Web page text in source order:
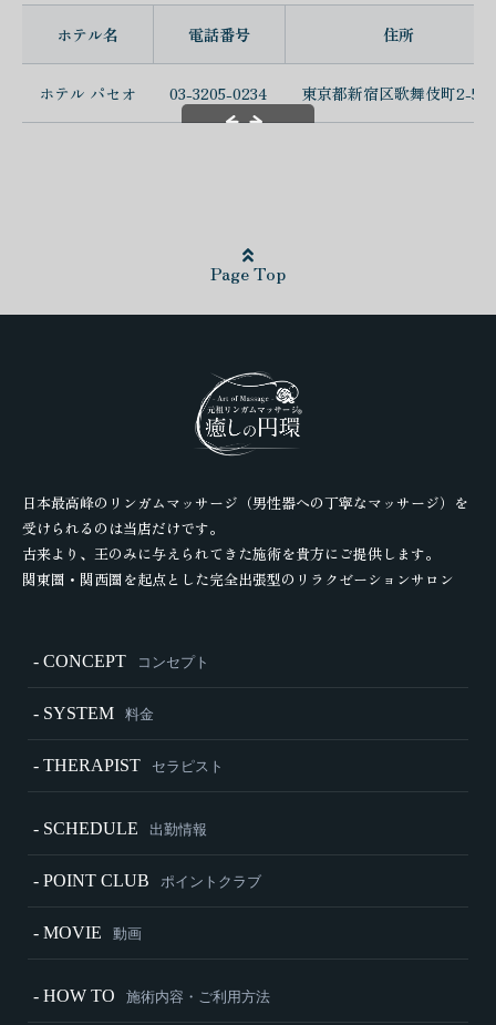
ホテル名 電話番号 住所
ホテル パセオ 03-3205-0234 東京都新宿区歌舞伎町2-5-8
Page Top
日本最高峰のリンガムマッサージ（男性器への丁寧なマッサージ）を
受けられるのは当店だけです。
古来より、王のみに与えられてきた施術を貴方にご提供します。
関東圏・関西圏を起点とした完全出張型のリラクゼーションサロン
- CONCEPT コンセプト
- SYSTEM 料金
- THERAPIST セラピスト
- SCHEDULE 出勤情報
- POINT CLUB ポイントクラブ
- MOVIE 動画
- HOW TO 施術内容・ご利用方法